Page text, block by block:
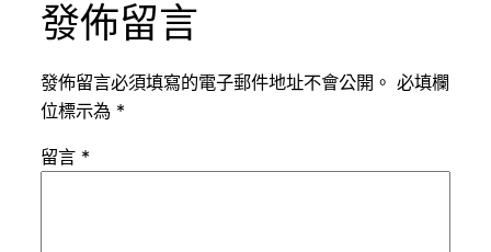
發佈留言
發佈留言必須填寫的電子郵件地址不會公開。 必填欄
位標示為 *
留言 *